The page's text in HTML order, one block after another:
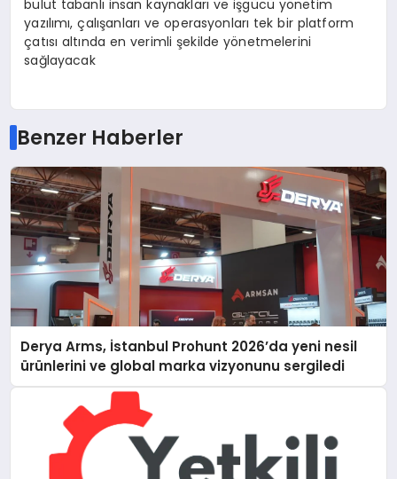
bulut tabanlı insan kaynakları ve işgücü yönetim
yazılımı, çalışanları ve operasyonları tek bir platform
çatısı altında en verimli şekilde yönetmelerini
sağlayacak
Benzer Haberler
Derya Arms, İstanbul Prohunt 2026’da yeni nesil
ürünlerini ve global marka vizyonunu sergiledi